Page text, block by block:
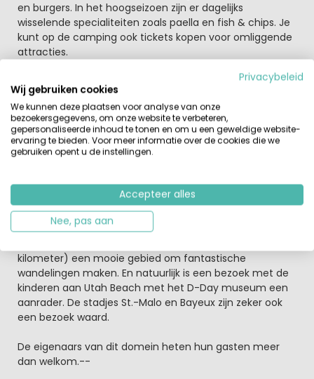
en burgers. In het hoogseizoen zijn er dagelijks
wisselende specialiteiten zoals paella en fish & chips. Je
kunt op de camping ook tickets kopen voor omliggende
attracties.
Ontdek vanaf de camping de Baai van Mont Saint
Michel
Niet ver van de camping vind je mooie brede
zandstranden. 12 km van de camping vind je een
golfterrein. Uitstapjes in de directe omgeving zijn er
genoeg. Ook is een bezoek aan het eiland Mont Saint-
eiland vind je een Middeleeuwse Abdij (UNESCO). De
verbinding tussen het vasteland en dit eiland wordt
tegenwoordig gevormd door een vaste dijk en is dus ook
tijdens vloed te bereiken. Verder sportieve toeristen is
kilometer) een mooie gebied om fantastische
wandelingen maken. En natuurlijk is een bezoek met de
kinderen aan Utah Beach met het D-Day museum een
aanrader. De stadjes St.-Malo en Bayeux zijn zeker ook
een bezoek waard.
De eigenaars van dit domein heten hun gasten meer
dan welkom.--
Privacybeleid
Wij gebruiken cookies
We kunnen deze plaatsen voor analyse van onze
bezoekersgegevens, om onze website te verbeteren,
gepersonaliseerde inhoud te tonen en om u een geweldige website-
ervaring te bieden. Voor meer informatie over de cookies die we
gebruiken opent u de instellingen.
Accepteer alles
Nee, pas aan